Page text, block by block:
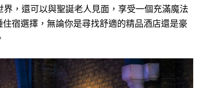
，還可以與聖誕老人見面，享受一個充滿魔法
宿選擇，無論你是尋找舒適的精品酒店還是豪